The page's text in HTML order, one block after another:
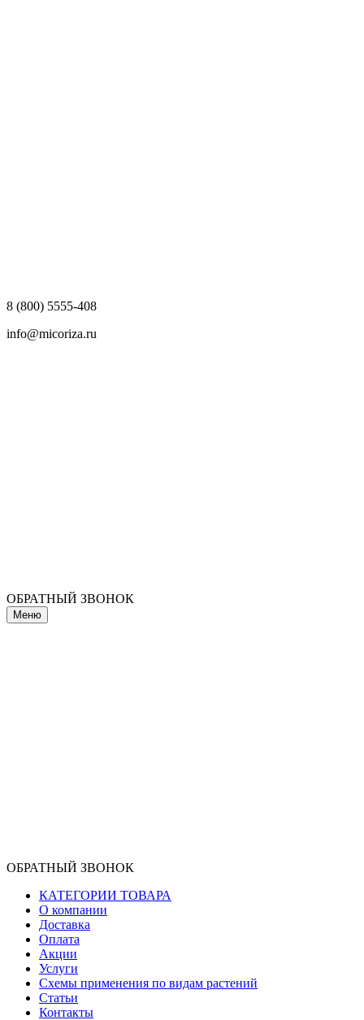
8 (800) 5555-408
info@micoriza.ru
ОБРАТНЫЙ ЗВОНОК
Меню
ОБРАТНЫЙ ЗВОНОК
КАТЕГОРИИ ТОВАРА
О компании
Доставка
Оплата
Акции
Услуги
Схемы применения по видам растений
Статьи
Контакты